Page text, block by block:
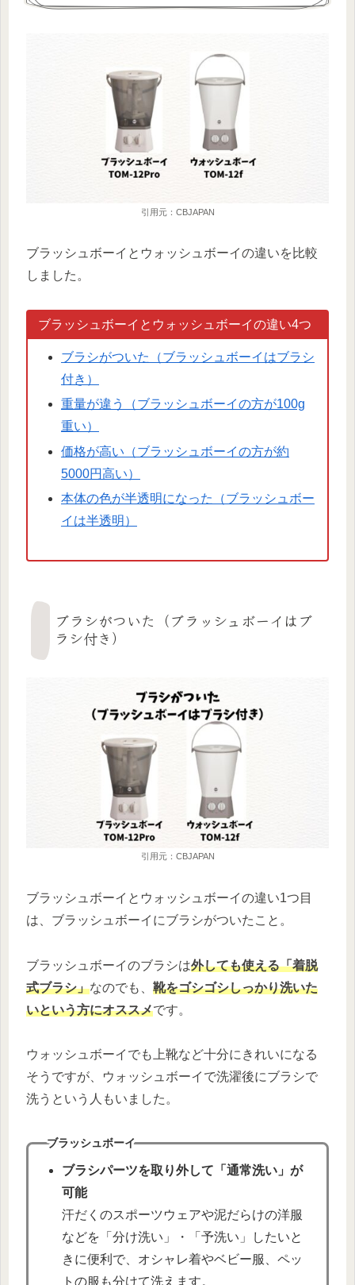
引用元：CBJAPAN
ブラッシュボーイとウォッシュボーイの違いを比較
しました。
ブラッシュボーイとウォッシュボーイの違い4つ
ブラシがついた（ブラッシュボーイはブラシ
付き）
重量が違う（ブラッシュボーイの方が100g
重い）
価格が高い（ブラッシュボーイの方が約
5000円高い）
本体の色が半透明になった（ブラッシュボー
イは半透明）
ブラシがついた（ブラッシュボーイはブ
ラシ付き）
引用元：CBJAPAN
ブラッシュボーイとウォッシュボーイの違い1つ目
は、ブラッシュボーイにブラシがついたこと。
ブラッシュボーイのブラシは外しても使える「着脱
式ブラシ」なのでも、 靴をゴシゴシしっかり洗いた
いという方にオススメです。
ウォッシュボーイでも上靴など十分にきれいになる
そうですが、ウォッシュボーイで洗濯後にブラシで
洗うという人もいました。
ブラッシュボーイ
ブラシパーツを取り外して「通常洗い」が
可能
汗だくのスポーツウェアや泥だらけの洋服
などを「分け洗い」・「予洗い」したいと
きに便利で、オシャレ着やベビー服、ペッ
トの服も分けて洗えます。